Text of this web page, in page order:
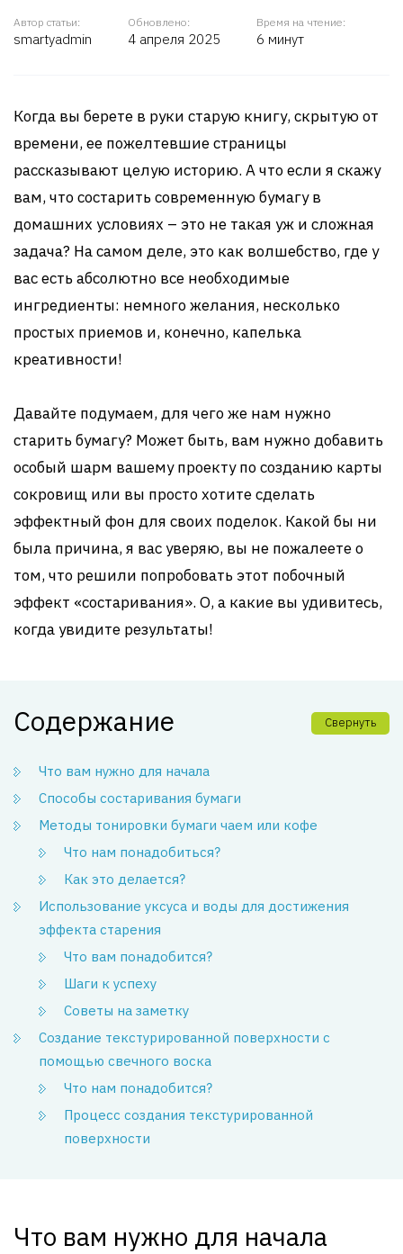
Автор статьи:
smartyadmin
Обновлено:
4 апреля 2025
Время на чтение:
6 минут
Когда вы берете в руки старую книгу, скрытую от
времени, ее пожелтевшие страницы
рассказывают целую историю. А что если я скажу
вам, что состарить современную бумагу в
домашних условиях – это не такая уж и сложная
задача? На самом деле, это как волшебство, где у
вас есть абсолютно все необходимые
ингредиенты: немного желания, несколько
простых приемов и, конечно, капелька
креативности!
Давайте подумаем, для чего же нам нужно
старить бумагу? Может быть, вам нужно добавить
особый шарм вашему проекту по созданию карты
сокровищ или вы просто хотите сделать
эффектный фон для своих поделок. Какой бы ни
была причина, я вас уверяю, вы не пожалеете о
том, что решили попробовать этот побочный
эффект «состаривания». О, а какие вы удивитесь,
когда увидите результаты!
Содержание Свернуть
Что вам нужно для начала
Способы состаривания бумаги
Методы тонировки бумаги чаем или кофе
Что нам понадобиться?
Как это делается?
Использование уксуса и воды для достижения
эффекта старения
Что вам понадобится?
Шаги к успеху
Советы на заметку
Создание текстурированной поверхности с
помощью свечного воска
Что нам понадобится?
Процесс создания текстурированной
поверхности
Что вам нужно для начала